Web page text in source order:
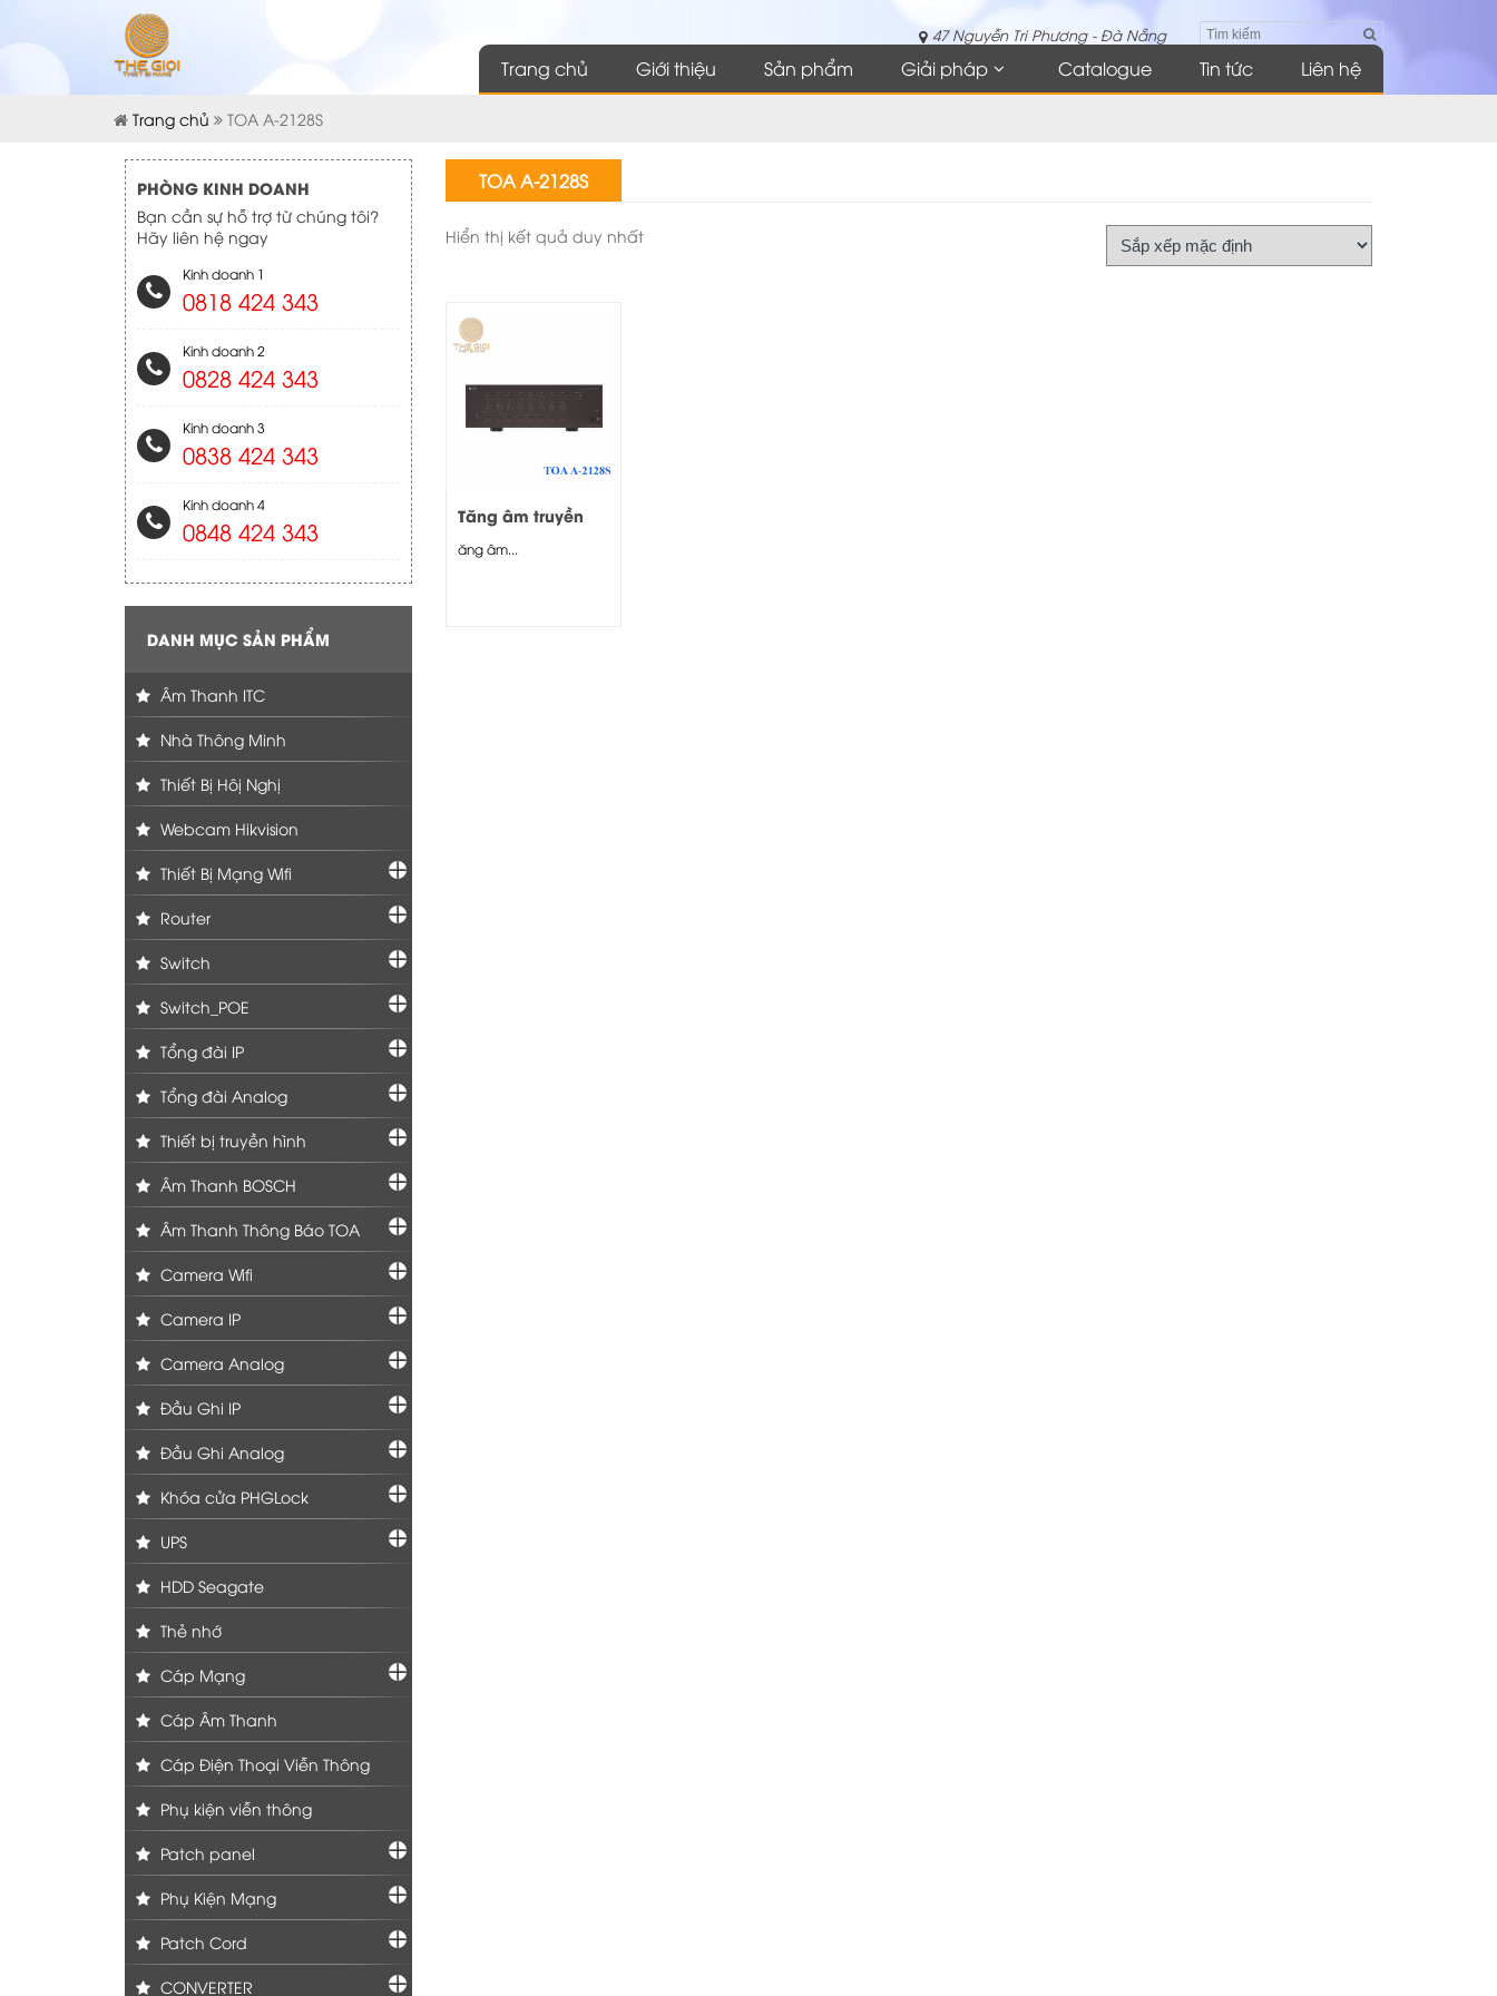
47 Nguyễn Tri Phương - Đà Nẵng
Trang chủ Giới thiệu Sản phẩm Giải pháp Catalogue Tin tức Liên hệ
Trang chủ TOA A-2128S
PHÒNG KINH DOANH
Bạn cần sự hỗ trợ từ chúng tôi?
Hãy liên hệ ngay
Kinh doanh 1
0818 424 343
Kinh doanh 2
0828 424 343
Kinh doanh 3
0838 424 343
Kinh doanh 4
0848 424 343
DANH MỤC SẢN PHẨM
Âm Thanh ITC
Nhà Thông Minh
Thiết Bị Hôị Nghị
Webcam Hikvision
Thiết Bị Mạng Wifi
Router
Switch
Switch_POE
Tổng đài IP
Tổng đài Analog
Thiết bị truyền hình
Âm Thanh BOSCH
Âm Thanh Thông Báo TOA
Camera Wifi
Camera IP
Camera Analog
Đầu Ghi IP
Đầu Ghi Analog
Khóa cửa PHGLock
UPS
HDD Seagate
Thẻ nhớ
Cáp Mạng
Cáp Âm Thanh
Cáp Điện Thoại Viễn Thông
Phụ kiện viễn thông
Patch panel
Phụ Kiện Mạng
Patch Cord
CONVERTER
TOA A-2128S
Hiển thị kết quả duy nhất
Tăng âm truyền
thanh liền Mixer
TOA A-2128S
ăng âm...